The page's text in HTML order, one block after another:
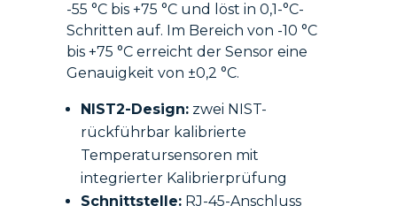
-55 °C bis +75 °C und löst in 0,1-°C-
Schritten auf. Im Bereich von -10 °C
bis +75 °C erreicht der Sensor eine
Genauigkeit von ±0,2 °C.
NIST2-Design:zwei NIST-
rückführbar kalibrierte
Temperatursensoren mit
integrierter Kalibrierprüfung
Schnittstelle:RJ-45-Anschluss